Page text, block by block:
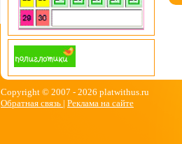
Copyright © 2007 - 2026 platwithus.ru
Обратная связь | Реклама на сайте